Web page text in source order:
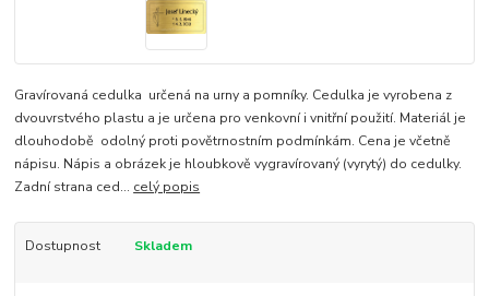
Gravírovaná cedulka určená na urny a pomníky. Cedulka je vyrobena z
dvouvrstvého plastu a je určena pro venkovní i vnitřní použití. Materiál je
dlouhodobě odolný proti povětrnostním podmínkám. Cena je včetně
nápisu. Nápis a obrázek je hloubkově vygravírovaný (vyrytý) do cedulky.
Zadní strana ced... celý popis
Dostupnost Skladem